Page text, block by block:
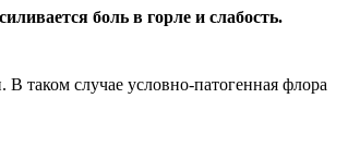
боль в горле и слабость.
таком случае условно-патогенная флора